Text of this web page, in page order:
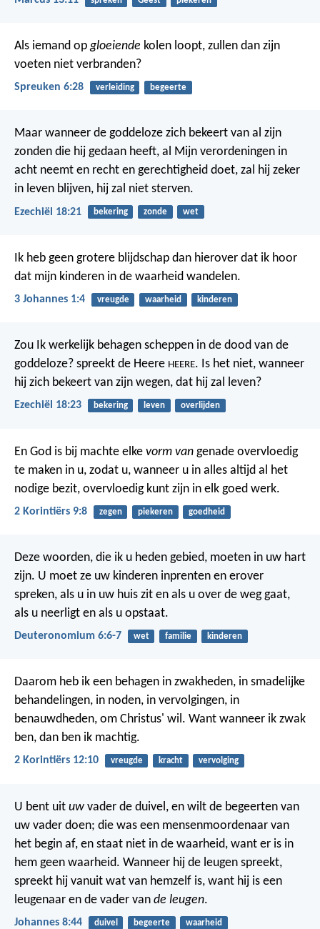
Als iemand opgloeiende kolen loopt, zullen dan zijn
voeten niet verbranden?
Spreuken 6:28 verleiding begeerte
Maar wanneer de goddeloze zich bekeert van al zijn
zonden die hij gedaan heeft, al Mijn verordeningen in
acht neemt en recht en gerechtigheid doet, zal hij zeker
in leven blijven, hij zal niet sterven.
Ezechiël 18:21 bekering zonde wet
Ik heb geen grotere blijdschap dan hierover dat ik hoor
dat mijn kinderen in de waarheid wandelen.
3 Johannes 1:4 vreugde waarheid kinderen
Zou Ik werkelijk behagen scheppen in de dood van de
goddeloze? spreekt de Heere HEERE. Is het niet, wanneer
hij zich bekeert van zijn wegen, dat hij zal leven?
Ezechiël 18:23 bekering leven overlijden
En God is bij machte elke vorm van genade overvloedig
te maken in u, zodat u, wanneer u in alles altijd al het
nodige bezit, overvloedig kunt zijn in elk goed werk.
2 Korintiërs 9:8 zegen piekeren goedheid
Deze woorden, die ik u heden gebied, moeten in uw hart
zijn. U moet ze uw kinderen inprenten en erover
spreken, als u in uw huis zit en als u over de weg gaat,
als u neerligt en als u opstaat.
Deuteronomium 6:6-7 wet familie kinderen
Daarom heb ik een behagen in zwakheden, in smadelijke
behandelingen, in noden, in vervolgingen, in
benauwdheden, om Christus' wil. Want wanneer ik zwak
ben, dan ben ik machtig.
2 Korintiërs 12:10 vreugde kracht vervolging
U bent uit uw vader de duivel, en wilt de begeerten van
uw vader doen; die was een mensenmoordenaar van
het begin af, en staat niet in de waarheid, want er is in
hem geen waarheid. Wanneer hij de leugen spreekt,
spreekt hij vanuit wat van hemzelf is, want hij is een
leugenaar en de vader van de leugen.
Johannes 8:44 duivel begeerte waarheid